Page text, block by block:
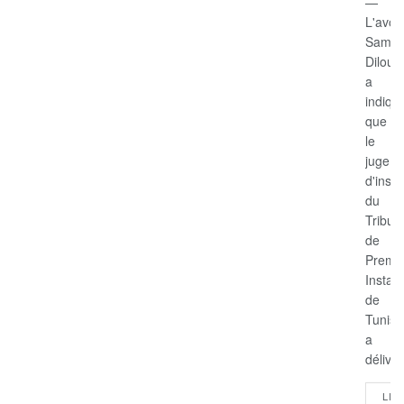
Samir
Dilou
a
que
le
juge
du
de
de
Tunis
a